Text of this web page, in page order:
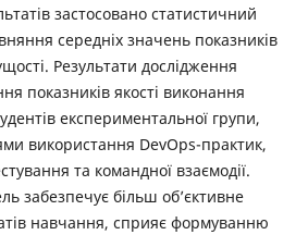
застосовано статистичний
середніх значень показників
Результати дослідження
показників якості виконання
експериментальної групи,
використання DevOps-практик,
та командної взаємодії.
забезпечує більш об’єктивне
навчання, сприяє формуванню